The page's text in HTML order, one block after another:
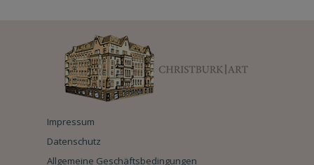
Impressum
Datenschutz
Allgemeine Geschäftsbedingungen